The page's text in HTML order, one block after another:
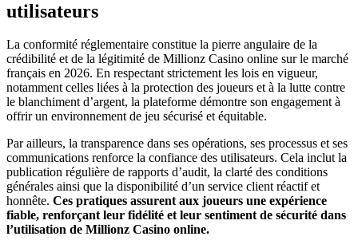
utilisateurs
La conformité réglementaire constitue la pierre angulaire de la
crédibilité et de la légitimité de Millionz Casino online sur le marché
français en 2026. En respectant strictement les lois en vigueur,
notamment celles liées à la protection des joueurs et à la lutte contre
le blanchiment d’argent, la plateforme démontre son engagement à
offrir un environnement de jeu sécurisé et équitable.
Par ailleurs, la transparence dans ses opérations, ses processus et ses
communications renforce la confiance des utilisateurs. Cela inclut la
publication régulière de rapports d’audit, la clarté des conditions
générales ainsi que la disponibilité d’un service client réactif et
honnête. Ces pratiques assurent aux joueurs une expérience
fiable, renforçant leur fidélité et leur sentiment de sécurité dans
l’utilisation de Millionz Casino online.